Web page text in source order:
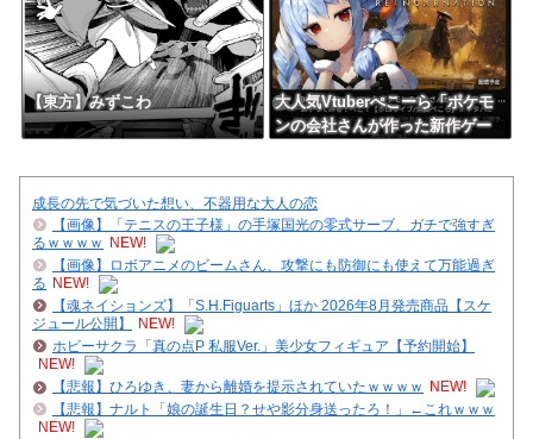
【東方】みずこわ
大人気Vtuberぺこーら「ポケモ
ンの会社さんが作った新作ゲー
成長の先で気づいた想い、不器用な大人の恋
【画像】「テニスの王子様」の手塚国光の零式サーブ、ガチで強すぎ
るｗｗｗｗ NEW!
【画像】ロボアニメのビームさん、攻撃にも防御にも使えて万能過ぎ
る NEW!
【魂ネイションズ】「S.H.Figuarts」ほか 2026年8月発売商品【スケ
ジュール公開】
NEW!
ホビーサクラ「真の点P 私服Ver.」美少女フィギュア【予約開始】
NEW!
【悲報】ひろゆき、妻から離婚を提示されていたｗｗｗｗ NEW!
【悲報】ナルト「娘の誕生日？せや影分身送ったろ！」←これｗｗｗ
NEW!